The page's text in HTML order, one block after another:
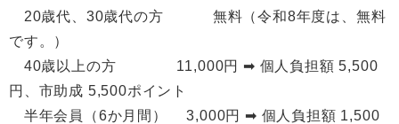
20歳代、30歳代の方 無料（令和8年度は、無料
です。）
​​ 40歳以上の方 11,000円 ➡ 個人負担額 5,500
円、市助成 5,500ポイント
半年会員（6か月間） 3,000円 ➡ 個人負担額 1,500